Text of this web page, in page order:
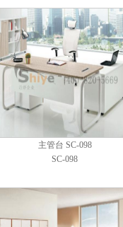
主管台 SC-098
SC-098